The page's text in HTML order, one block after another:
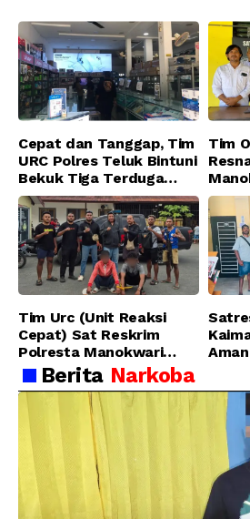
Jatanras Polda Papua
Cepat dan Tanggap, Tim
URC Polres Teluk Bintuni
Bekuk Tiga Terduga
Pelaku Pencurian di SMA
Sanawesen
Tim
di
Tim Urc (Unit Reaksi
Cepat) Sat Reskrim
Polresta Manokwari
Berhasil Tangkap 2
Pelaku Pengeroyokan di
Taman Ria kab.
Manokwari
Tajam
Berita Narkoba